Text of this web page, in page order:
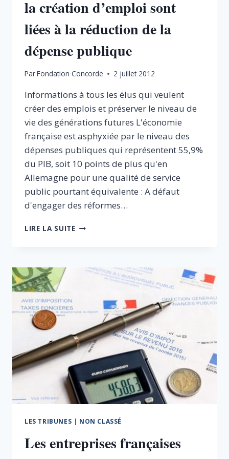
LOI
FINANCES
À
L’OBJECTIF
MANQUÉ
LA
RÉINDUSTRIALISATION.
la création d’emploi sont
liées à la réduction de la
dépense publique
ParFondation Concorde 2 juillet 2012
Informations à tous les élus qui veulent
créer des emplois et préserver le niveau de
vie des générations futures L'économie
française est asphyxiée par le niveau des
dépenses publiques qui représentent 55,9%
du PIB, soit 10 points de plus qu'en
Allemagne pour une qualité de service
public pourtant équivalente : A défaut
d'engager des réformes…
LIRE LA SUITELA
D’EMPLOI
SONT
À
LA
RÉDUCTION
DE
LA
DÉPENSE
PUBLIQUE
LES TRIBUNES | NON CLASSÉ
Les entreprises françaises